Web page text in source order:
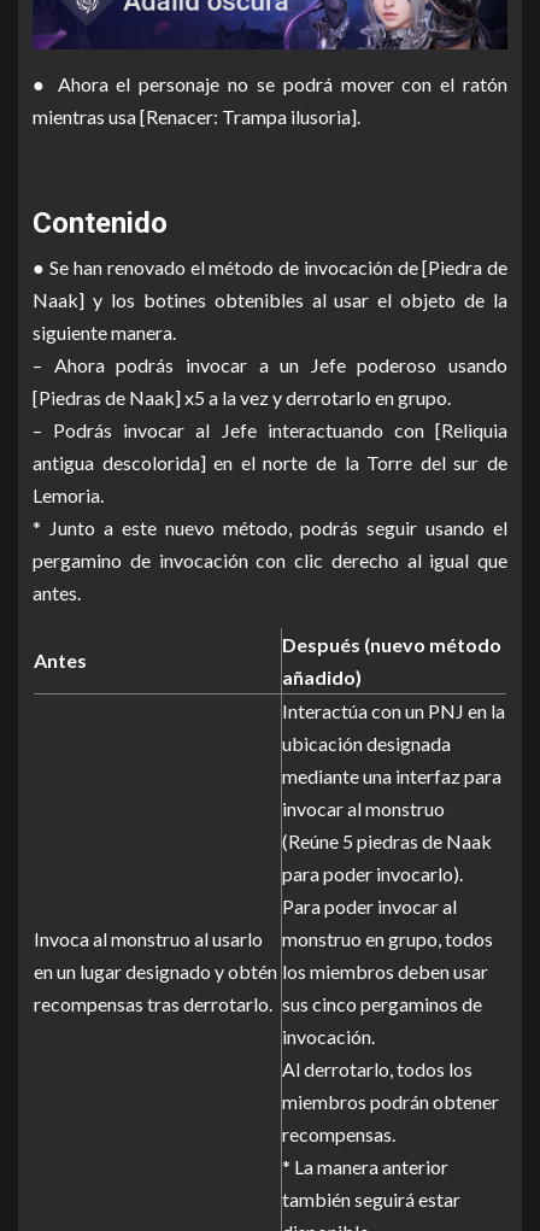
● Ahora el personaje no se podrá mover con el ratón
mientras usa [Renacer: Trampa ilusoria].
Contenido
● Se han renovado el método de invocación de [Piedra de
Naak] y los botines obtenibles al usar el objeto de la
siguiente manera.
– Ahora podrás invocar a un Jefe poderoso usando
[Piedras de Naak] x5 a la vez y derrotarlo en grupo.
– Podrás invocar al Jefe interactuando con [Reliquia
antigua descolorida] en el norte de la Torre del sur de
Lemoria.
* Junto a este nuevo método, podrás seguir usando el
pergamino de invocación con clic derecho al igual que
antes.
Antes
Después (nuevo método
añadido)
Invoca al monstruo al usarlo
en un lugar designado y obtén
recompensas tras derrotarlo.
Interactúa con un PNJ en la
ubicación designada
mediante una interfaz para
invocar al monstruo
(Reúne 5 piedras de Naak
para poder invocarlo).
Para poder invocar al
monstruo en grupo, todos
los miembros deben usar
sus cinco pergaminos de
invocación.
Al derrotarlo, todos los
miembros podrán obtener
recompensas.
* La manera anterior
también seguirá estar